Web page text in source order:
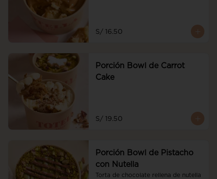
S/ 16.50
Porción Bowl de Carrot
Cake
S/ 19.50
Porción Bowl de Pistacho
con Nutella
Torta de chocolate rellena de nutella